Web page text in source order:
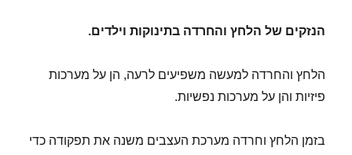
הנזקים של הלחץ והחרדה בתינוקות וילדים.
הלחץ והחרדה למעשה משפיעים לרעה, הן על מערכות
פיזיות והן על מערכות נפשיות.
בזמן הלחץ וחרדה מערכת העצבים משנה את תפקודה כדי